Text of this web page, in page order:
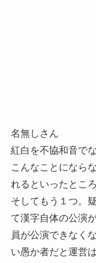
名無しさん
紅白を不協和音で
こんなことになら
れるといったところ
そしてもう１つ。
て漢字自体の公演
員が公演できなく
い愚か者だと運営